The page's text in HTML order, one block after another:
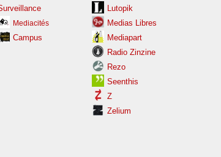
Mediacités
Campus
Lutopik
Medias Libres
Mediapart
Radio Zinzine
Rezo
Seenthis
Z
Zelium